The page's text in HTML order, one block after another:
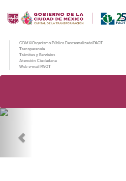
CDMX/Organismo Público Descentralizado/PAOT
Transparencia
Trámites y Servicios
Atención Ciudadana
Web e-mail PAOT